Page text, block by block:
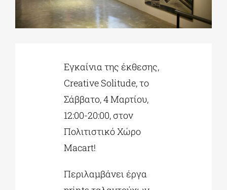
ΔΙΔΑΚΤΟΡΙΚΑ
ΕΚΠΑΙΔΕΥΤΙΚΑ ΙΔΡΥΜΑΤΑ
ΠΟΛΙΤΙΣΤΙΚΟΙ ΦΟΡΕΙΣ
Εγκαίνια της έκθεσης,
Creative Solitude, το
Σάββατο, 4 Μαρτίου,
12:00-20:00, στον
Πολιτιστικό Χώρο
Macart!
Περιλαμβάνει έργα